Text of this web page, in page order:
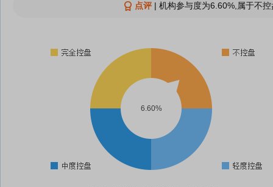
点评| 机构参与度为6.60%,属于不
6.60%